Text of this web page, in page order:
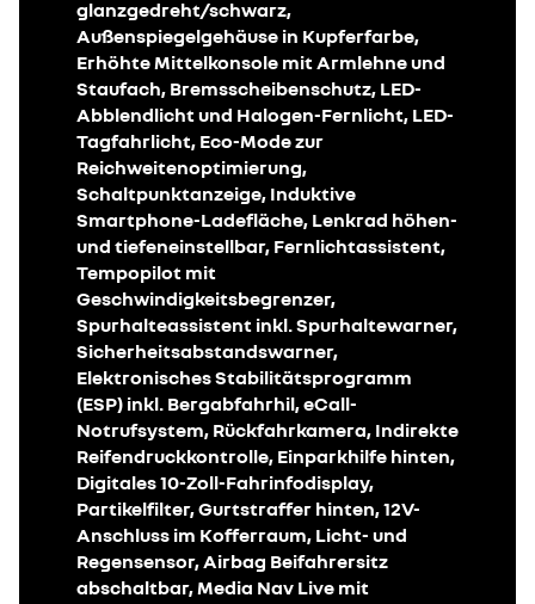
glanzgedreht/schwarz,
Außenspiegelgehäuse in Kupferfarbe,
Erhöhte Mittelkonsole mit Armlehne und
Staufach, Bremsscheibenschutz, LED-
Abblendlicht und Halogen-Fernlicht, LED-
Tagfahrlicht, Eco-Mode zur
Reichweitenoptimierung,
Schaltpunktanzeige, Induktive
Smartphone-Ladefläche, Lenkrad höhen-
und tiefeneinstellbar, Fernlichtassistent,
Tempopilot mit
Geschwindigkeitsbegrenzer,
Spurhalteassistent inkl. Spurhaltewarner,
Sicherheitsabstandswarner,
Elektronisches Stabilitätsprogramm
(ESP) inkl. Bergabfahrhil, eCall-
Notrufsystem, Rückfahrkamera, Indirekte
Reifendruckkontrolle, Einparkhilfe hinten,
Digitales 10-Zoll-Fahrinfodisplay,
Partikelfilter, Gurtstraffer hinten, 12V-
Anschluss im Kofferraum, Licht- und
Regensensor, Airbag Beifahrersitz
abschaltbar, Media Nav Live mit